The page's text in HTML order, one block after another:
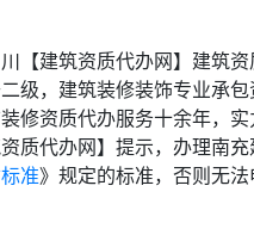
【建筑资质代办网】建筑
级，建筑装修装饰专业承
修资质代办服务十余年，
质代办网】提示，办理南
准》规定的标准，否则无法